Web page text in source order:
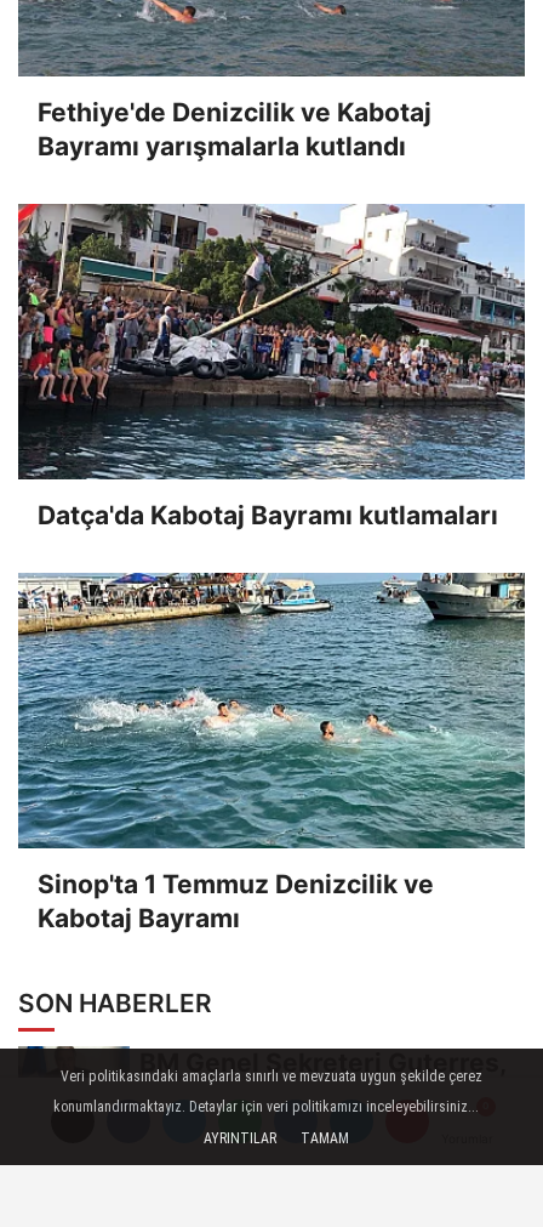
Fethiye'de Denizcilik ve Kabotaj
Bayramı yarışmalarla kutlandı
Datça'da Kabotaj Bayramı kutlamaları
Sinop'ta 1 Temmuz Denizcilik ve
Kabotaj Bayramı
SON HABERLER
BM Genel Sekreteri Guterres,
İsrail'in Cenin saldırısını
kınamaktan...
Toroslar'da bayram sonrası
Veri politikasındaki amaçlarla sınırlı ve mevzuata uygun şekilde çerez
konumlandırmaktayız. Detaylar için veri politikamızı inceleyebilirsiniz...
AYRINTILAR
TAMAM